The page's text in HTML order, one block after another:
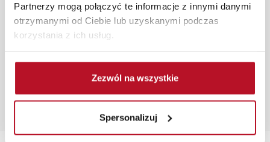
Partnerzy mogą połączyć te informacje z innymi danymi
otrzymanymi od Ciebie lub uzyskanymi podczas
korzystania z ich usług.
Zezwól na wszystkie
Spersonalizuj
Zdjęcia produktów mają charakter poglądowy.
Rzeczywiste kolory i struktura materiałów mogą różnić
się od widocznych na ekranie, zależnie od ustawień
Popularne wyszukiwania:
stolik kawowy kwadratowy|wersalki rozkładane z
biurko młodzieżowe